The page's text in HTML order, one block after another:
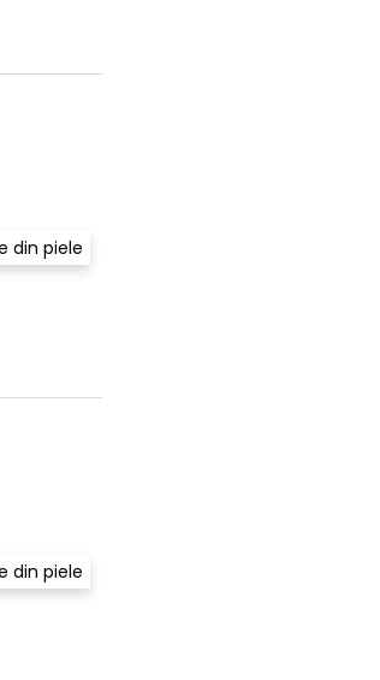
din piele
din piele